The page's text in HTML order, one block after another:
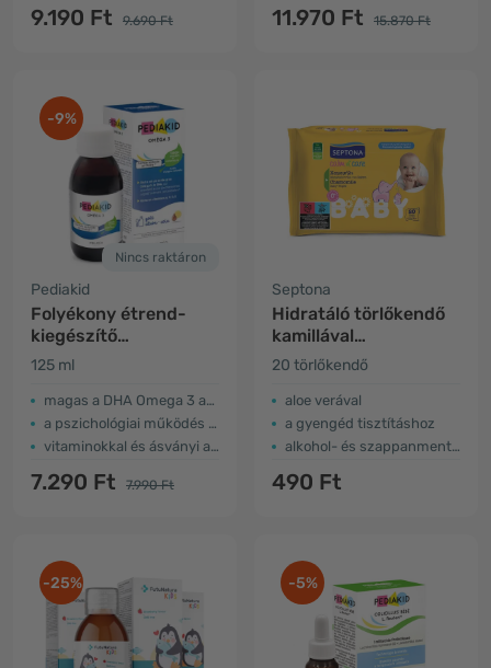
9.190 Ft 9.690 Ft 11.970 Ft 15.870 Ft
-9%
Nincs raktáron
Pediakid
Folyékony étrend-
kiegészítő
gyermekeknek -
125 ml
magas a DHA Omega 3 arány
a pszichológiai működés támogatása
vitaminokkal és ásványi anyagokkal
7.290 Ft 7.990 Ft
Septona
Hidratáló törlőkendő
kamillával
gyerekeknek
20 törlőkendő
aloe verával
a gyengéd tisztításhoz
alkohol- és szappanmentes
490 Ft
-25% -5%